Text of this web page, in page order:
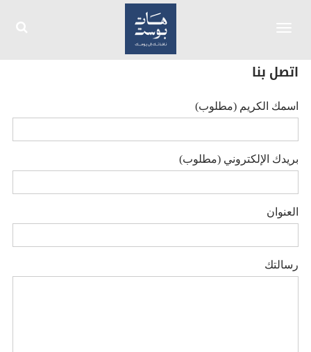
اتصل بنا
اسمك الكريم (مطلوب)
بريدك الإلكتروني (مطلوب)
العنوان
رسالتك